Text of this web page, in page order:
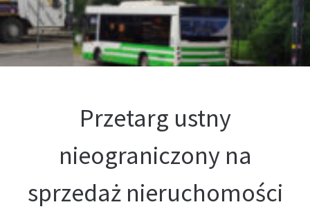
Kontakt
Oferta
Przetarg ustny
nieograniczony na
sprzedaż nieruchomości